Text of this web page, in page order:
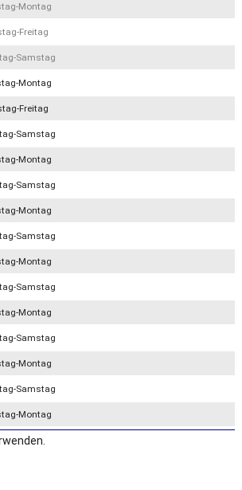
Montag
Freitag
Samstag
Montag
Freitag
Samstag
Montag
Samstag
Montag
Samstag
Montag
Samstag
Montag
Samstag
Montag
Samstag
Montag